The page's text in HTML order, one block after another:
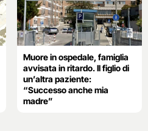
Muore in ospedale, famiglia
avvisata in ritardo. Il figlio di
un’altra paziente:
“Successo anche mia
madre”